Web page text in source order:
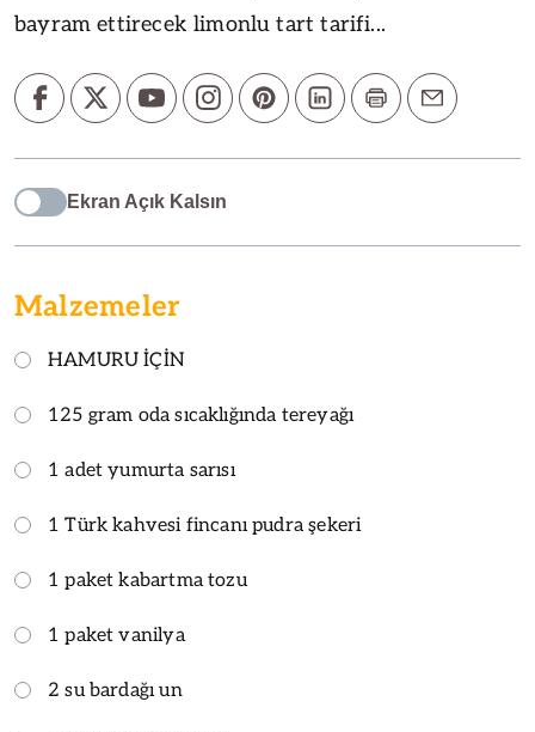
bayram ettirecek limonlu tart tarifi...
Ekran Açık Kalsın
Malzemeler
HAMURU İÇİN
125 gram oda sıcaklığında tereyağı
1 adet yumurta sarısı
1 Türk kahvesi fincanı pudra şekeri
1 paket kabartma tozu
1 paket vanilya
2 su bardağı un